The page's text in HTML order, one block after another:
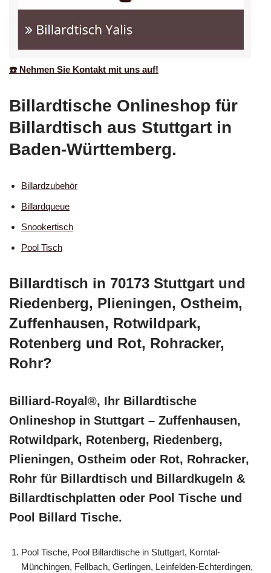
☎️ Nehmen Sie Kontakt mit uns auf!
Billardtische Onlineshop für
Billardtisch aus Stuttgart in
Baden-Württemberg.
Billardzubehör
Billardqueue
Snookertisch
Pool Tisch
Billardtisch in 70173 Stuttgart und
Riedenberg, Plieningen, Ostheim,
Zuffenhausen, Rotwildpark,
Rotenberg und Rot, Rohracker,
Rohr?
Billiard-Royal®, Ihr Billardtische
Onlineshop in Stuttgart – Zuffenhausen,
Rotwildpark, Rotenberg, Riedenberg,
Plieningen, Ostheim oder Rot, Rohracker,
Rohr für Billardtisch und Billardkugeln &
Billardtischplatten oder Pool Tische und
Pool Billard Tische.
Pool Tische, Pool Billardtische in Stuttgart, Korntal-
Münchingen, Fellbach, Gerlingen, Leinfelden-Echterdingen,